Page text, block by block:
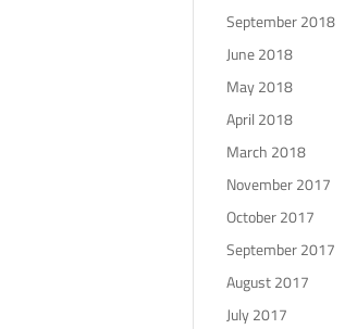
September 2018
June 2018
May 2018
April 2018
March 2018
November 2017
October 2017
September 2017
August 2017
July 2017